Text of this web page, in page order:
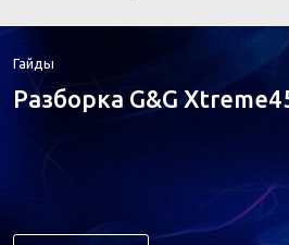
Гайды
Разборка G&G